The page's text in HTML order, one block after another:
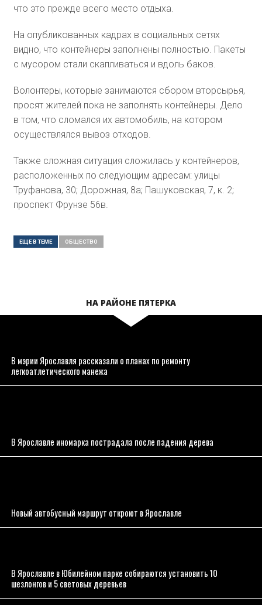
что это прежде всего место отдыха.
На опубликованных кадрах в социальных сетях
видно, что контейнеры заполнены полностью. Пакеты
с мусором стали скапливаться и вдоль баков.
Волонтеры, которые занимаются сбором вторсырья,
просят жителей пока не заполнять контейнеры. Дело
в том, что сломался их автомобиль, на котором
осуществлялся вывоз отходов.
Также сложная ситуация сложилась у контейнеров,
расположенных по следующим адресам: улицы
Труфанова, 30; Дорожная, 8а; Пашуковская, 7, к. 2;
проспект Фрунзе 56в.
ЕЩЕ В ТЕМЕ ОБЩЕСТВO
НА РАЙОНЕ ПЯТЕРКА
В мэрии Ярославля рассказали о планах по ремонту
легкоатлетического манежа
В Ярославле иномарка пострадала после падения дерева
Новый автобусный маршрут откроют в Ярославле
В Ярославле в Юбилейном парке собираются установить 10
шезлонгов и 5 световых деревьев